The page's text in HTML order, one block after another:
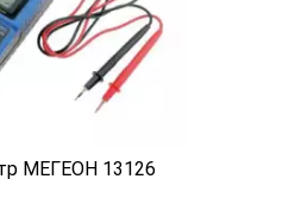
МЕГЕОН 13126